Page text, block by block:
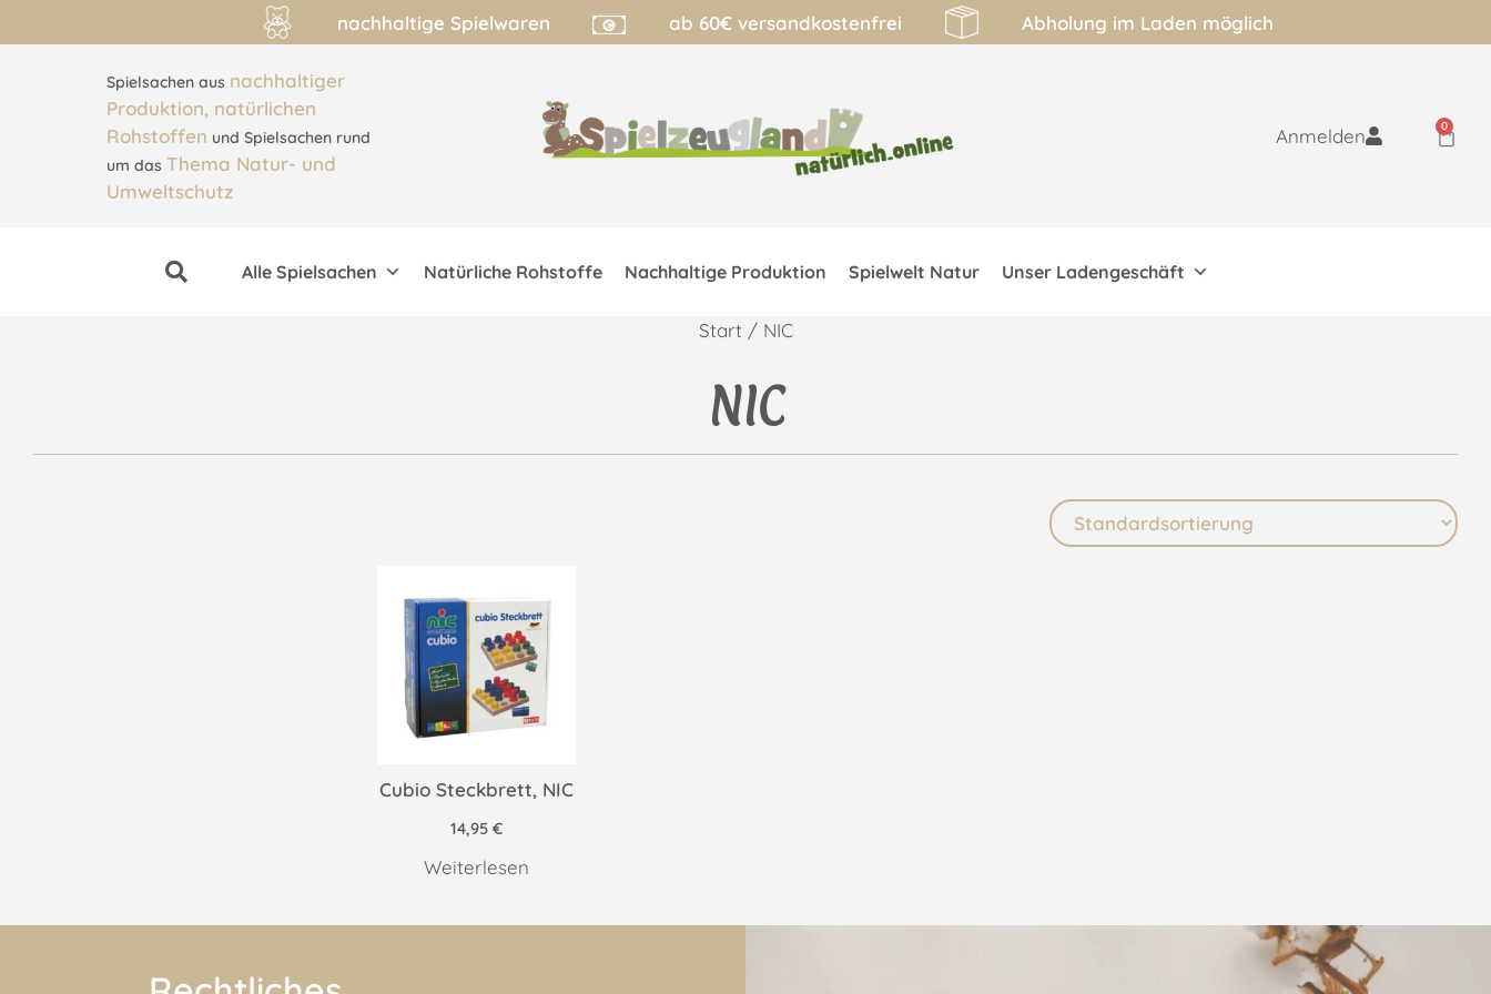
nachhaltige Spielwaren ab 60€ versandkostenfrei Abholung im Laden möglich
Spielsachen aus nachhaltiger
Produktion, natürlichen
Rohstoffen und Spielsachen rund
um das Thema Natur- und
Umweltschutz
Anmelden 0
Alle Spielsachen Natürliche Rohstoffe Nachhaltige Produktion Spielwelt Natur Unser Ladengeschäft
Start / NIC
NIC
Cubio Steckbrett, NIC
14,95€
Weiterlesen